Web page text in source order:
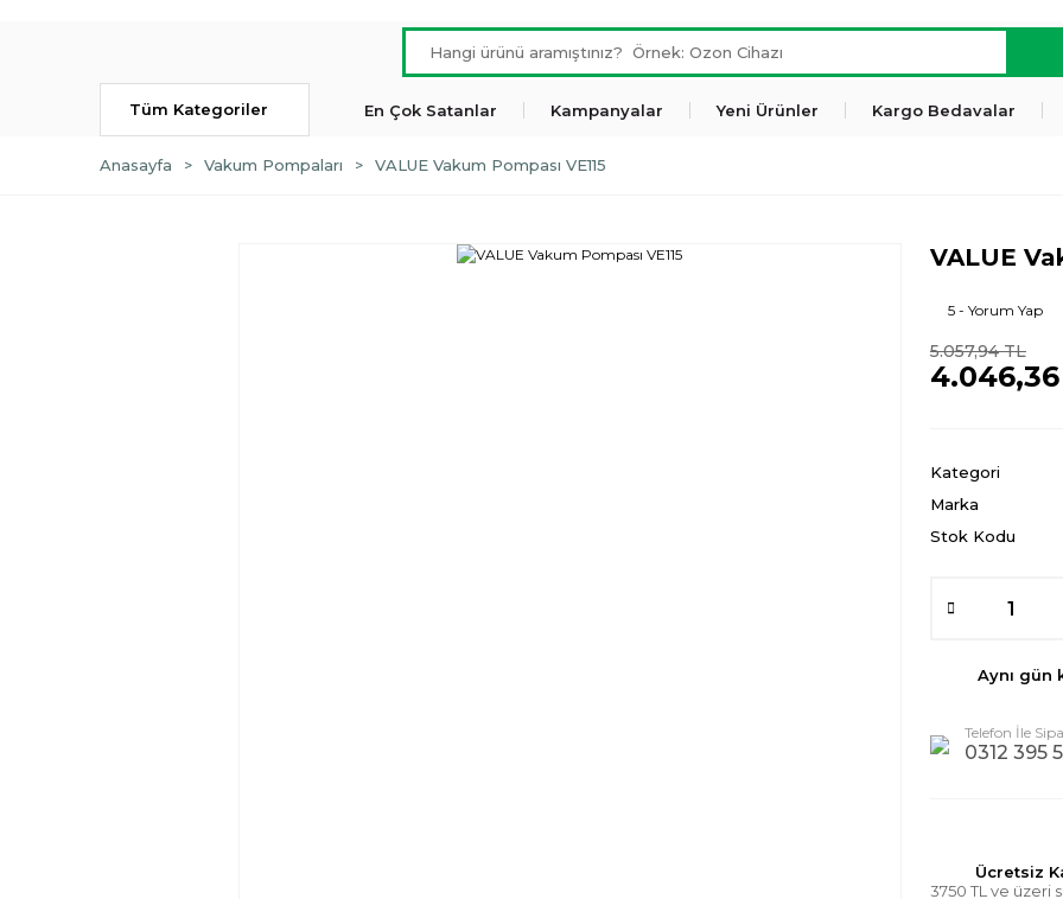
Tüm Kategoriler En Çok Satanlar Kampanyalar Yeni Ürünler Kargo Bedavalar
Anasayfa Vakum Pompaları VALUE Vakum Pompası VE115
VALUE
5 - Yorum Yap
5.057,94 TL
Kategori
Marka
Stok Kodu
Aynı gün
Telefon İle
0312 395
Ücretsiz
3750 TL ve üzeri